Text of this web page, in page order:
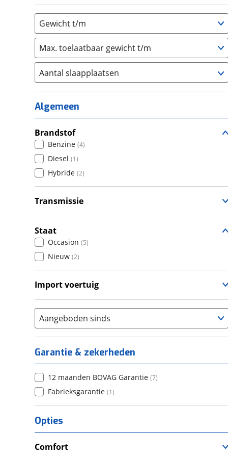
Gewicht t/m
Max. toelaatbaar gewicht t/m
Aantal slaapplaatsen
1 (3)
2 (1)
3 (0)
4 (0)
5 (0)
6+ (0
Algemeen
Brandstof
Benzine (4)
Diesel (1)
Hybride (2)
Transmissie
Automatisch
Staat
Occasion (5)
Nieuw (2)
Import voertuig
Aangeboden sinds
Garantie & zekerheden
12 maanden BOVAG Garantie (7)
Fabrieksgarantie (1)
Opties
Comfort